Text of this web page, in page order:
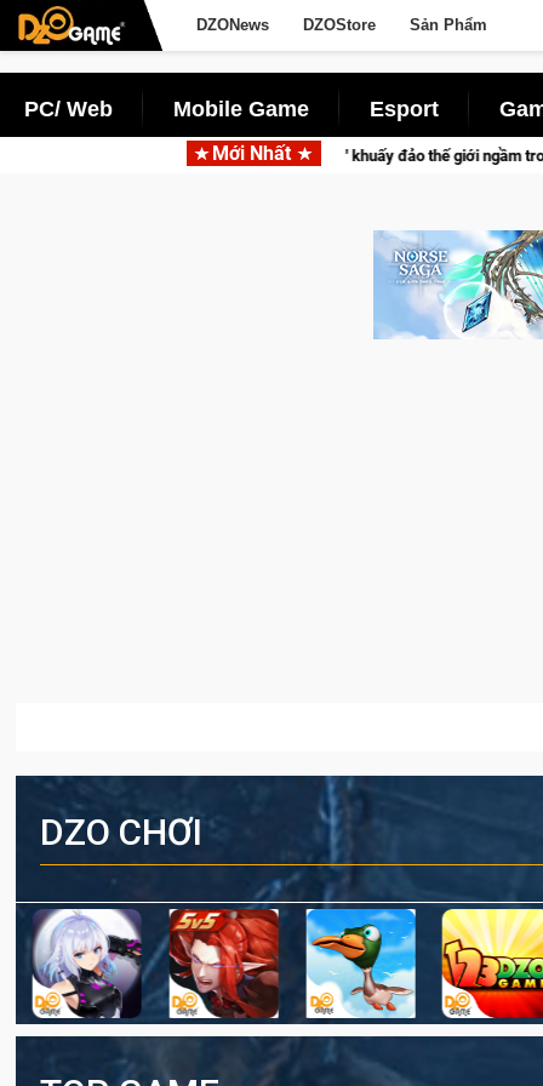
DZONews DZOStore Sản Phẩm
PC/ Web Mobile Game Esport
Mới Nhất
Trở thành "Đại ca Mèo" khuấy đảo thế giới ngầm trong Cat Mafia
DZO CHƠI